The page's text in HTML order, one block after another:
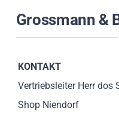
Impressionen
SUCHE
NACH:
Grossmann &
KONTAKT
Vertriebsleiter Herr dos
Shop Niendorf